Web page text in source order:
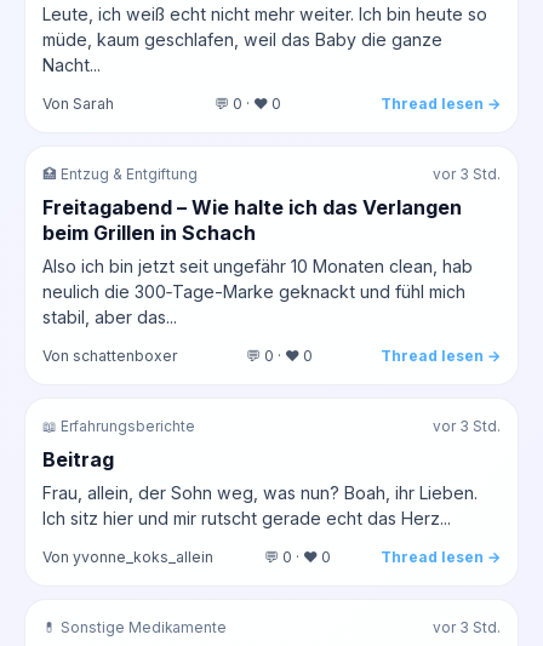
Leute, ich weiß echt nicht mehr weiter. Ich bin heute so
müde, kaum geschlafen, weil das Baby die ganze
Nacht...
Von Sarah 💬 0 · ❤️ 0 Thread lesen →
🏥 Entzug & Entgiftung vor 3 Std.
Freitagabend – Wie halte ich das Verlangen
beim Grillen in Schach
Also ich bin jetzt seit ungefähr 10 Monaten clean, hab
neulich die 300‑Tage-Marke geknackt und fühl mich
stabil, aber das...
Von schattenboxer 💬 0 · ❤️ 0 Thread lesen →
📖 Erfahrungsberichte vor 3 Std.
Beitrag
Frau, allein, der Sohn weg, was nun? Boah, ihr Lieben.
Ich sitz hier und mir rutscht gerade echt das Herz...
Von yvonne_koks_allein 💬 0 · ❤️ 0 Thread lesen →
💊 Sonstige Medikamente vor 3 Std.